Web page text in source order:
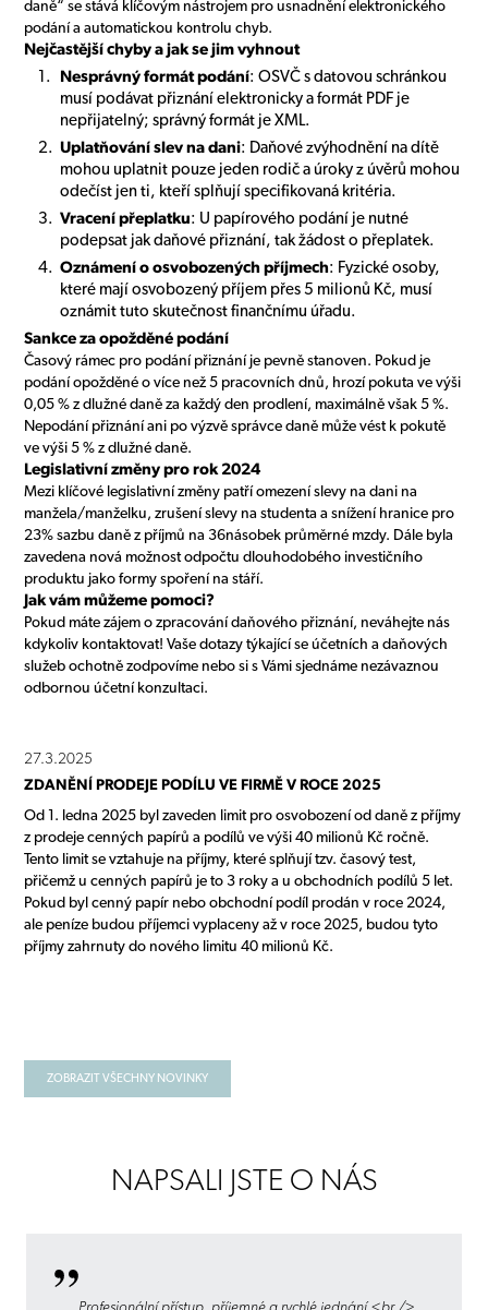
daně“ se stává klíčovým nástrojem pro usnadnění elektronického
podání a automatickou kontrolu chyb.
Nejčastější chyby a jak se jim vyhnout
Nesprávný formát podání: OSVČ s datovou schránkou
musí podávat přiznání elektronicky a formát PDF je
nepřijatelný; správný formát je XML.
Uplatňování slev na dani: Daňové zvýhodnění na dítě
mohou uplatnit pouze jeden rodič a úroky z úvěrů mohou
odečíst jen ti, kteří splňují specifikovaná kritéria.
Vracení přeplatku: U papírového podání je nutné
podepsat jak daňové přiznání, tak žádost o přeplatek.
Oznámení o osvobozených příjmech: Fyzické osoby,
které mají osvobozený příjem přes 5 milionů Kč, musí
oznámit tuto skutečnost finančnímu úřadu.
Sankce za opožděné podání
Časový rámec pro podání přiznání je pevně stanoven. Pokud je
podání opožděné o více než 5 pracovních dnů, hrozí pokuta ve výši
0,05 % z dlužné daně za každý den prodlení, maximálně však 5 %.
Nepodání přiznání ani po výzvě správce daně může vést k pokutě
ve výši 5 % z dlužné daně.
Legislativní změny pro rok 2024
Mezi klíčové legislativní změny patří omezení slevy na dani na
manžela/manželku, zrušení slevy na studenta a snížení hranice pro
23% sazbu daně z příjmů na 36násobek průměrné mzdy. Dále byla
zavedena nová možnost odpočtu dlouhodobého investičního
produktu jako formy spoření na stáří.
Jak vám můžeme pomoci?
Pokud máte zájem o zpracování daňového přiznání, neváhejte nás
kdykoliv kontaktovat! Vaše dotazy týkající se účetních a daňových
služeb ochotně zodpovíme nebo si s Vámi sjednáme nezávaznou
odbornou účetní konzultaci.
27.3.2025
ZDANĚNÍ PRODEJE PODÍLU VE FIRMĚ V ROCE 2025
Od 1. ledna 2025 byl zaveden limit pro osvobození od daně z příjmy
z prodeje cenných papírů a podílů ve výši 40 milionů Kč ročně.
Tento limit se vztahuje na příjmy, které splňují tzv. časový test,
přičemž u cenných papírů je to 3 roky a u obchodních podílů 5 let.
Pokud byl cenný papír nebo obchodní podíl prodán v roce 2024,
ale peníze budou příjemci vyplaceny až v roce 2025, budou tyto
příjmy zahrnuty do nového limitu 40 milionů Kč.
ZOBRAZIT VŠECHNY NOVINKY
NAPSALI JSTE O NÁS